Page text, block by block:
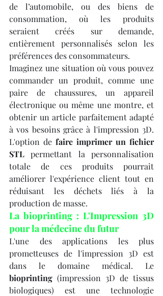
de l’automobile, ou des biens de
consommation, où les produits
seraient créés sur demande,
entièrement personnalisés selon les
préférences des consommateurs.
Imaginez une situation où vous pouvez
commander un produit, comme une
paire de chaussures, un appareil
électronique ou même une montre, et
obtenir un article parfaitement adapté
à vos besoins grâce à l'impression 3D.
L'option de faire imprimer un fichier
STL permettant la personnalisation
totale de ces produits pourrait
améliorer l'expérience client tout en
réduisant les déchets liés à la
production de masse.
La bioprinting : L'Impression 3D
pour la médecine du futur
L'une des applications les plus
prometteuses de l'impression 3D est
bioprinting (impression 3D de tissus
biologiques) est une technologie